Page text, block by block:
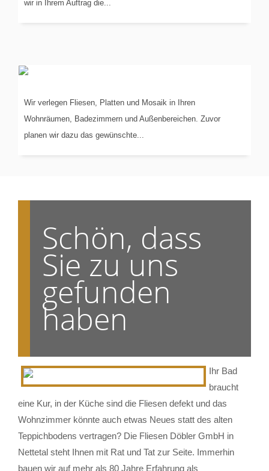
wir in Ihrem Auftrag die...
VERLEGUNGVON...
Wir verlegen Fliesen, Platten und Mosaik in Ihren
Wohnräumen, Badezimmern und Außenbereichen. Zuvor
planen wir dazu das gewünschte...
Schön, dass
Sie zu uns
gefunden
haben
Ihr Bad
braucht
eine Kur, in der Küche sind die Fliesen defekt und das
Wohnzimmer könnte auch etwas Neues statt des alten
Teppichbodens vertragen? Die Fliesen Döbler GmbH in
Nettetal steht Ihnen mit Rat und Tat zur Seite. Immerhin
bauen wir auf mehr als 80 Jahre Erfahrung als